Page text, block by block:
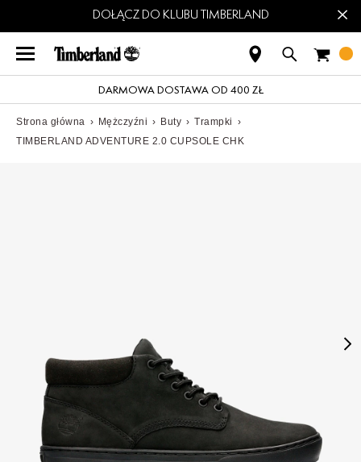
DOŁĄCZ DO KLUBU TIMBERLAND ×
DARMOWA DOSTAWA OD 400 ZŁ
Strona główna › Mężczyźni › Buty › Trampki ›
TIMBERLAND ADVENTURE 2.0 CUPSOLE CHK